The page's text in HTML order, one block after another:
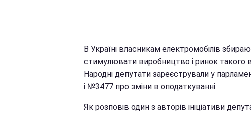
В Україні власникам електромобілів
стимулювати виробництво і ринок такого
Народні депутати зареєстрували у
і №3477 про зміни в оподаткуванні.
Як розповів один з авторів ініціативи